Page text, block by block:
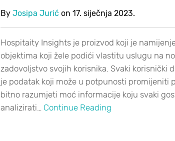
By Josipa Jurić on 17. siječnja 2023.
Hospitaity Insights je proizvod koji je
objektima koji žele podići vlastitu uslugu na
zadovoljstvo svojih korisnika. Svaki korisnički
je podatak koji može u potpunosti promijeniti
bitno razumjeti moć informacije koju svaki
analizirati… Continue Reading